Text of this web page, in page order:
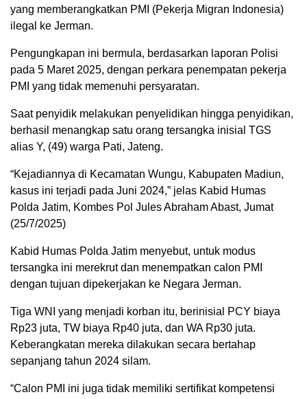
yang memberangkatkan PMI (Pekerja Migran Indonesia)
ilegal ke Jerman.
Pengungkapan ini bermula, berdasarkan laporan Polisi
pada 5 Maret 2025, dengan perkara penempatan pekerja
PMI yang tidak memenuhi persyaratan.
Saat penyidik melakukan penyelidikan hingga penyidikan,
berhasil menangkap satu orang tersangka inisial TGS
alias Y, (49) warga Pati, Jateng.
“Kejadiannya di Kecamatan Wungu, Kabupaten Madiun,
kasus ini terjadi pada Juni 2024,” jelas Kabid Humas
Polda Jatim, Kombes Pol Jules Abraham Abast, Jumat
(25/7/2025)
Kabid Humas Polda Jatim menyebut, untuk modus
tersangka ini merekrut dan menempatkan calon PMI
dengan tujuan dipekerjakan ke Negara Jerman.
Tiga WNI yang menjadi korban itu, berinisial PCY biaya
Rp23 juta, TW biaya Rp40 juta, dan WA Rp30 juta.
Keberangkatan mereka dilakukan secara bertahap
sepanjang tahun 2024 silam.
“Calon PMI ini juga tidak memiliki sertifikat kompetensi